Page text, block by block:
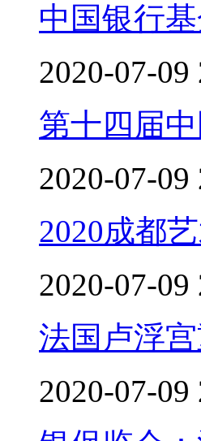
中国银行
2020-07-09
第十四届
2020-07-09
2020成都
2020-07-09
法国卢浮
2020-07-09